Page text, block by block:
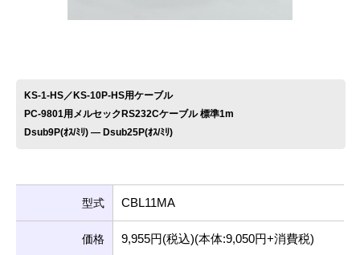
KS-1-HS／KS-10P-HS用ケーブル
PC-9801用メルセックRS232Cケーブル 標準1m
Dsub9P(ｵｽ/ﾐﾘ) ― Dsub25P(ｵｽ/ﾐﾘ)
型式 CBL11MA
価格 9,955円(税込)(本体:9,050円+消費税)